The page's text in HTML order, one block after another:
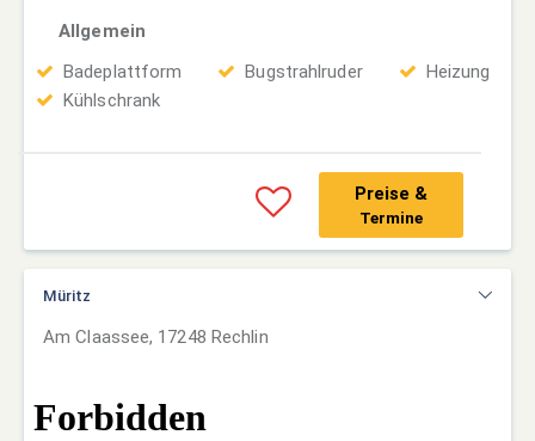
Allgemein
Badeplattform
Bugstrahlruder
Heizung
Kühlschrank
Preise &
Termine
Müritz
Am Claassee, 17248 Rechlin